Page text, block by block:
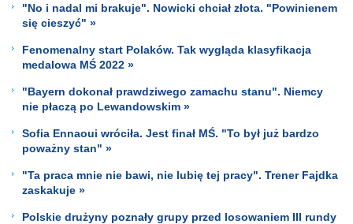
"No i nadal mi brakuje". Nowicki chciał złota. "Powinienem
się cieszyć" »
Fenomenalny start Polaków. Tak wygląda klasyfikacja
medalowa MŚ 2022 »
"Bayern dokonał prawdziwego zamachu stanu". Niemcy
nie płaczą po Lewandowskim »
Sofia Ennaoui wróciła. Jest finał MŚ. "To był już bardzo
poważny stan" »
"Ta praca mnie nie bawi, nie lubię tej pracy". Trener Fajdka
zaskakuje »
Polskie drużyny poznały grupy przed losowaniem III rundy